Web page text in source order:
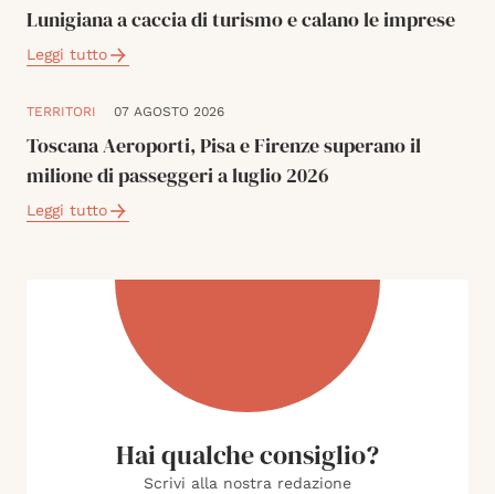
Lunigiana a caccia di turismo e calano le imprese
Leggi tutto
TERRITORI 07 AGOSTO 2026
Toscana Aeroporti, Pisa e Firenze superano il
milione di passeggeri a luglio 2026
Leggi tutto
Hai qualche consiglio?
Scrivi alla nostra redazione